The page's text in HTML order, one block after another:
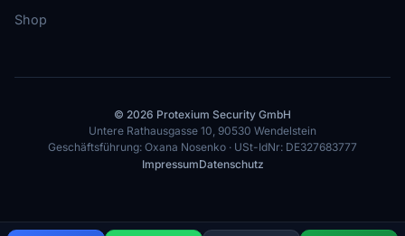
Shop
© 2026 Protexium Security GmbH
Untere Rathausgasse 10, 90530 Wendelstein
Geschäftsführung: Oxana Nosenko · USt-IdNr: DE327683777
ImpressumDatenschutz